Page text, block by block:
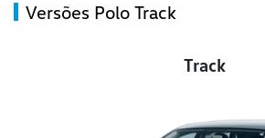
Versões Polo Track
Track